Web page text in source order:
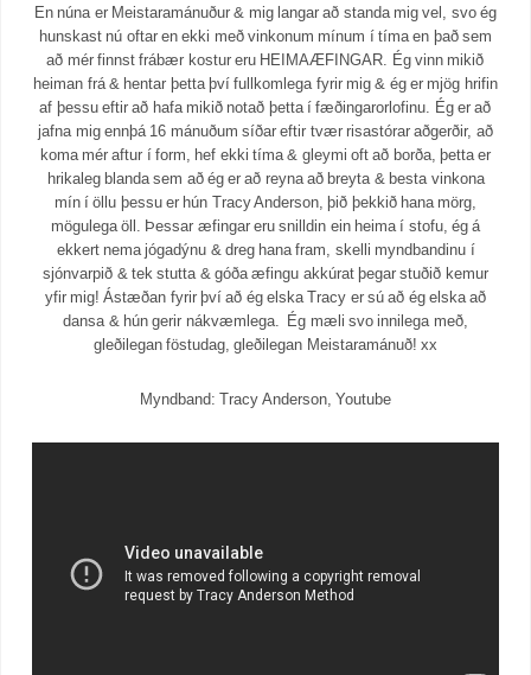
En núna er Meistaramánuður & mig langar að standa mig vel, svo ég
hunskast nú oftar en ekki með vinkonum mínum í tíma en það sem
að mér finnst frábær kostur eru HEIMAÆFINGAR. Ég vinn mikið
heiman frá & hentar þetta því fullkomlega fyrir mig & ég er mjög hrifin
af þessu eftir að hafa mikið notað þetta í fæðingarorlofinu. Ég er að
jafna mig ennþá 16 mánuðum síðar eftir tvær risastórar aðgerðir, að
koma mér aftur í form, hef ekki tíma & gleymi oft að borða, þetta er
hrikaleg blanda sem að ég er að reyna að breyta & besta vinkona
mín í öllu þessu er hún Tracy Anderson, þið þekkið hana mörg,
mögulega öll. Þessar æfingar eru snilldin ein heima í stofu, ég á
ekkert nema jógadýnu & dreg hana fram, skelli myndbandinu í
sjónvarpið & tek stutta & góða æfingu akkúrat þegar stuðið kemur
yfir mig! Ástæðan fyrir því að ég elska Tracy er sú að ég elska að
dansa & hún gerir nákvæmlega. Ég mæli svo innilega með,
gleðilegan föstudag, gleðilegan Meistaramánuð! xx
Myndband: Tracy Anderson, Youtube